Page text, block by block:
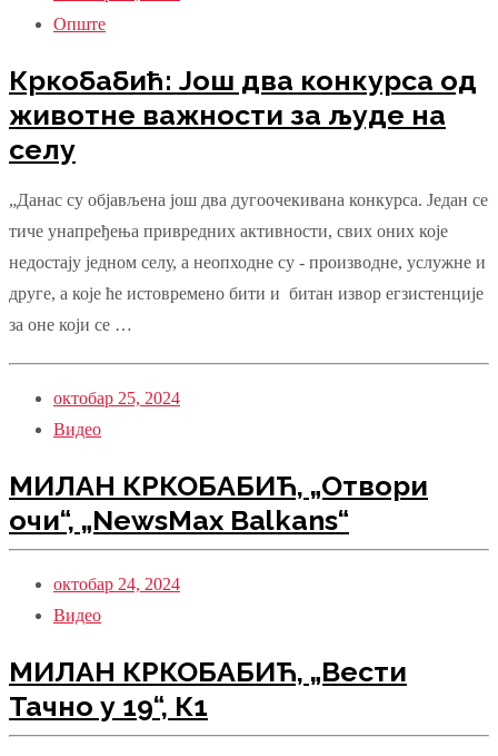
Опште
Кркобабић: Још два конкурса од
животне важности за људе на
селу
„Данас су објављена још два дугоочекивана конкурса. Један се
тиче унапређења привредних активности, свих оних које
недостају једном селу, а неопходне су - производне, услужне и
друге, а које ће истовремено бити и битан извор егзистенције
за оне који се …
октобар 25, 2024
Видео
МИЛАН КРКОБАБИЋ, „Отвори
очи“, „NewsMax Balkans“
октобар 24, 2024
Видео
МИЛАН КРКОБАБИЋ, „Вести
Тачно у 19“, К1